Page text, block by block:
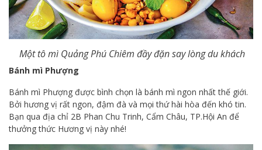
Một tô mì Quảng Phú Chiêm đầy đặn say lòng du khách
Bánh mì Phượng
Bánh mì Phượng được bình chọn là bánh mì ngon nhất thế giới.
Bởi hương vị rất ngon, đậm đà và mọi thứ hài hòa đến khó tin.
Bạn qua địa chỉ 2B Phan Chu Trinh, Cẩm Châu, TP.Hội An để
thưởng thức Hương vị này nhé!